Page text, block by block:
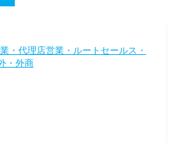
・代理店営業・ルートセールス・
・外商